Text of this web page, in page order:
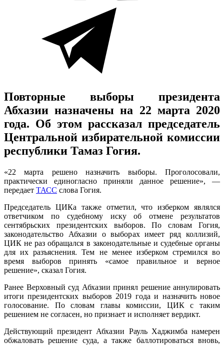
Повторные выборы президента
Абхазии назначены на 22 марта 2020
года. Об этом рассказал председатель
Центральной избирательной комиссии
республики Тамаз Гогия.
«22 марта решено назначить выборы. Проголосовали,
практически единогласно приняли данное решение», —
передает ТАСС слова Гогия.
Председатель ЦИКа также отметил, что изберком являлся
ответчиком по судебному иску об отмене результатов
сентябрьских президентских выборов. По словам Гогия,
законодательство Абхазии о выборах имеет ряд коллизий,
ЦИК не раз обращался в законодательные и судебные органы
для их разъяснения. Тем не менее изберком стремился во
время выборов принять «самое правильное и верное
решение», сказал Гогия.
Ранее Верховный суд Абхазии принял решение аннулировать
итоги президентских выборов 2019 года и назначить новое
голосование. По словам главы комиссии, ЦИК с таким
решением не согласен, но признает и исполняет вердикт.
Действующий президент Абхазии Рауль Хаджимба намерен
обжаловать решение суда, а также баллотироваться вновь,